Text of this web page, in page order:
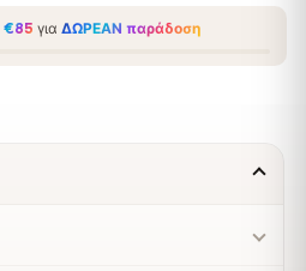
€85 για ΔΩΡΕΑΝ παράδοση